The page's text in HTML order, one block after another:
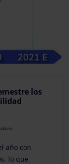
los
año con
lo que